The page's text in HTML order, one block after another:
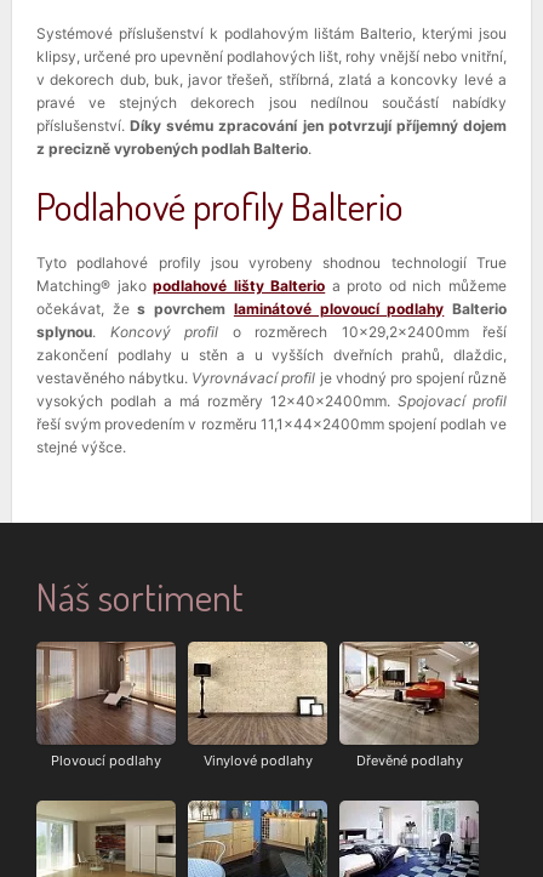
Systémové příslušenství k podlahovým lištám Balterio, kterými jsou
klipsy, určené pro upevnění podlahových lišt, rohy vnější nebo vnitřní,
v dekorech dub, buk, javor třešeň, stříbrná, zlatá a koncovky levé a
pravé ve stejných dekorech jsou nedílnou součástí nabídky
příslušenství.Díky svému zpracování jen potvrzují příjemný dojem
z precizně vyrobených podlah Balterio.
Podlahové profily Balterio
Tyto podlahové profily jsou vyrobeny shodnou technologií True
Matching® jakopodlahové lišty Balterio a proto od nich můžeme
očekávat, žes povrchem laminátové plovoucí podlahy Balterio
splynou. Koncový profil o rozměrech 10x29,2x2400mm řeší
zakončení podlahy u stěn a u vyšších dveřních prahů, dlaždic,
vestavěného nábytku. Vyrovnávací profil je vhodný pro spojení různě
vysokých podlah a má rozměry 12x40x2400mm. Spojovací profil
řeší svým provedením v rozměru 11,1x44x2400mm spojení podlah ve
stejné výšce.
Náš sortiment
Plovoucí podlahy Vinylové podlahy Dřevěné podlahy